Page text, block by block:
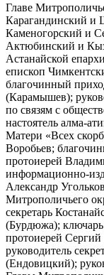
Главе
Карагандинский и
Каменогорский и
Актюбинский и
Астанайской
епископ
благочинный
(Карамышев);
по связям с
настоятель алма-
Матери «Всех
Воробьев;
протоиерей
информационно-
Александр
Митрополичьего
секретарь
(Бурдюжа); ключарь
протоиерей
руководитель
(Ендовицкий);